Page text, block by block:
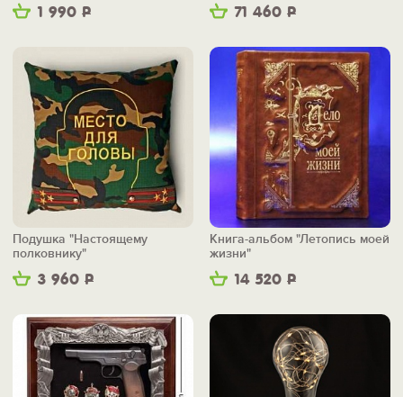
1 990 Р 71 460 Р
3 960 Р
Подушка "Настоящему
полковнику"
14 520 Р
Книга-альбом "Летопись моей
жизни"